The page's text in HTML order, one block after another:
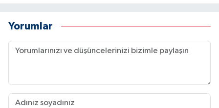
Yorumlar